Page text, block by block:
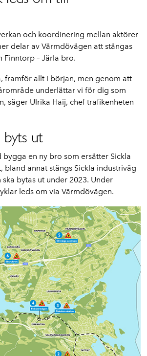
och koordinering mellan aktörer
delar av Värmdövägen att stängas
Finntorp – Järla bro.
framför allt i början, men genom att
underlättar vi för dig som
säger Ulrika Haij, chef trafikenheten
byts ut
en ny bro som ersätter Sickla
annat stängs Sickla industriväg
bytas ut under 2023. Under
leds om via Värmdövägen.